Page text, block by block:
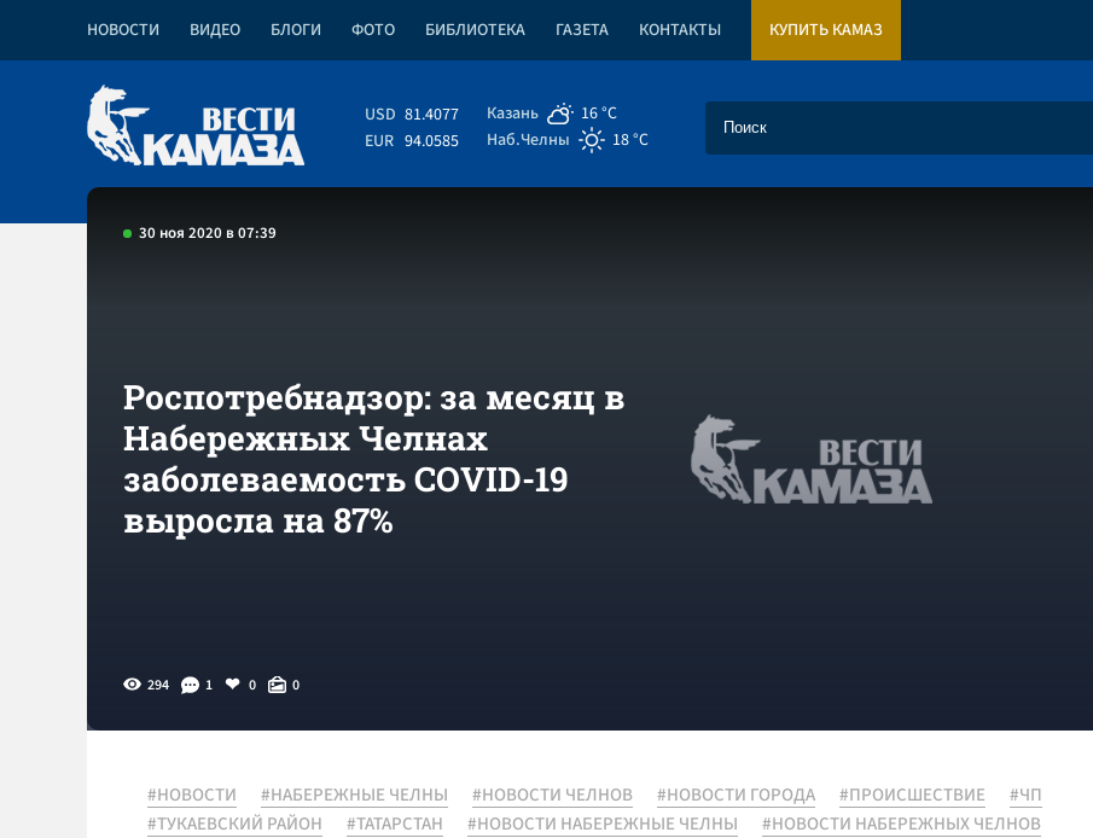
НОВОСТИ ВИДЕО БЛОГИ ФОТО БИБЛИОТЕКА ГАЗЕТА КОНТАКТЫ КУПИТЬ КАМАЗ
USD 81.4077
EUR 94.0585
Казань
16 °C
Наб.Челны
18 °C
30 ноя 2020 в 07:39
Роспотребнадзор: за месяц в
Набережных Челнах
заболеваемость COVID-19
выросла на 87%
294 1 0 0
#НОВОСТИ #НАБЕРЕЖНЫЕ ЧЕЛНЫ #НОВОСТИ ЧЕЛНОВ #НОВОСТИ ГОРОДА #ПРОИСШЕСТВИЕ
#ЧП
#ТУКАЕВСКИЙ РАЙОН
#ТАТАРСТАН #НОВОСТИ НАБЕРЕЖНЫЕ ЧЕЛНЫ
#НОВОСТИ НАБЕРЕЖНЫХ ЧЕЛНОВ